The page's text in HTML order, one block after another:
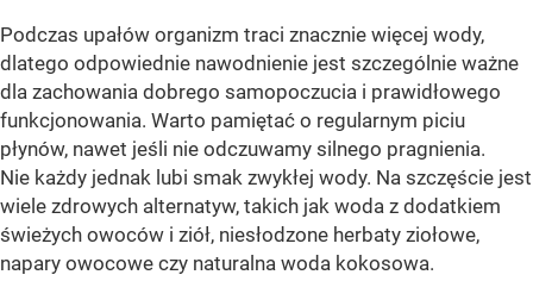
Podczas upałów organizm traci znacznie więcej wody,
dlatego odpowiednie nawodnienie jest szczególnie ważne
dla zachowania dobrego samopoczucia i prawidłowego
funkcjonowania. Warto pamiętać o regularnym piciu
płynów, nawet jeśli nie odczuwamy silnego pragnienia.
Nie każdy jednak lubi smak zwykłej wody. Na szczęście jest
wiele zdrowych alternatyw, takich jak woda z dodatkiem
świeżych owoców i ziół, niesłodzone herbaty ziołowe,
napary owocowe czy naturalna woda kokosowa.